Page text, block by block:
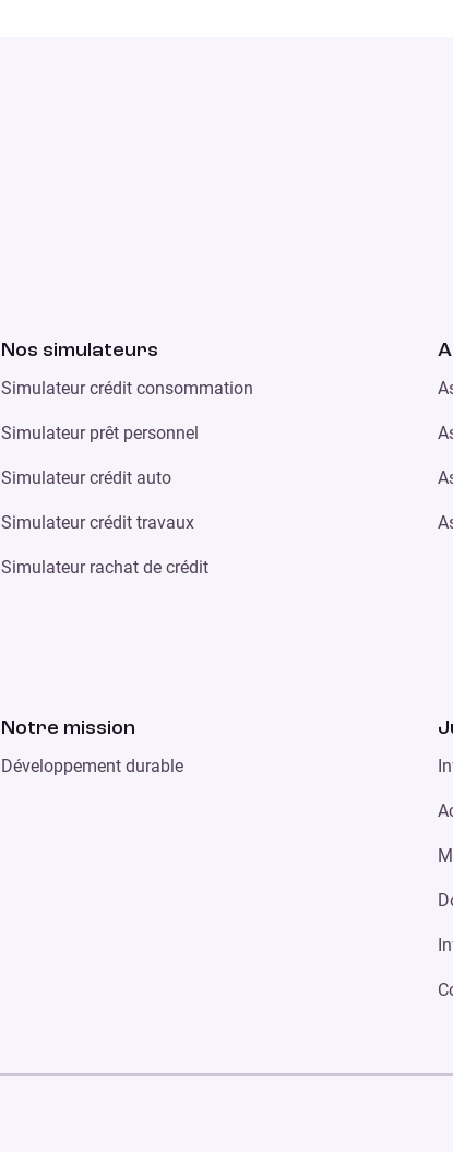
Nos simulateurs
Simulateur crédit consommation
Simulateur prêt personnel
Simulateur crédit auto
Simulateur crédit travaux
Simulateur rachat de crédit
Notre mission
Développement durable